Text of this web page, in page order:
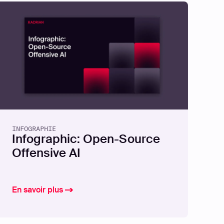
Report
INFOGRAPHIE
Infographic: Open-Source
Offensive AI
En savoir plus